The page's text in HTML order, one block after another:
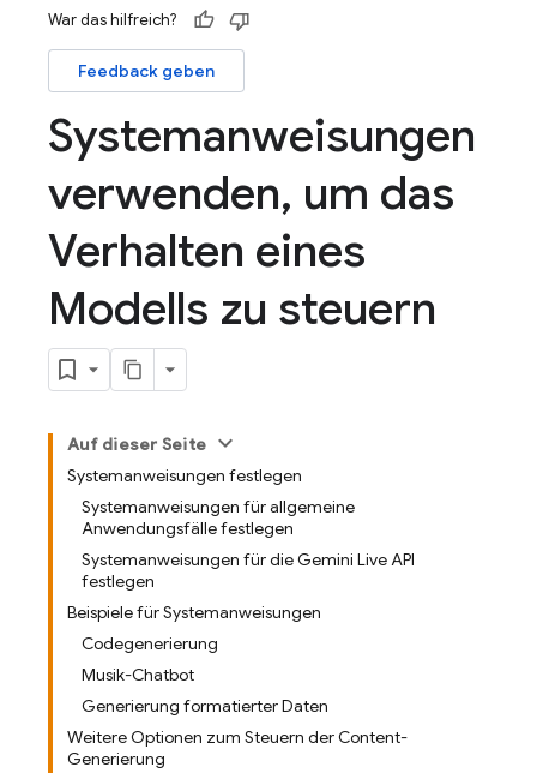
War das hilfreich?
Feedback geben
Systemanweisungen
verwenden, um das
Verhalten eines
Modells zu steuern
Auf dieser Seite
Systemanweisungen festlegen
Systemanweisungen für allgemeine
Anwendungsfälle festlegen
Systemanweisungen für die Gemini Live API
festlegen
Beispiele für Systemanweisungen
Codegenerierung
Musik-Chatbot
Generierung formatierter Daten
Weitere Optionen zum Steuern der Content-
Generierung